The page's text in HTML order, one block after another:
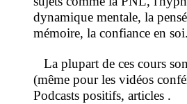
dynamique mentale, la
mémoire, la confiance en
La plupart de ces cours
(même pour les vidéos
Podcasts positifs, articles .